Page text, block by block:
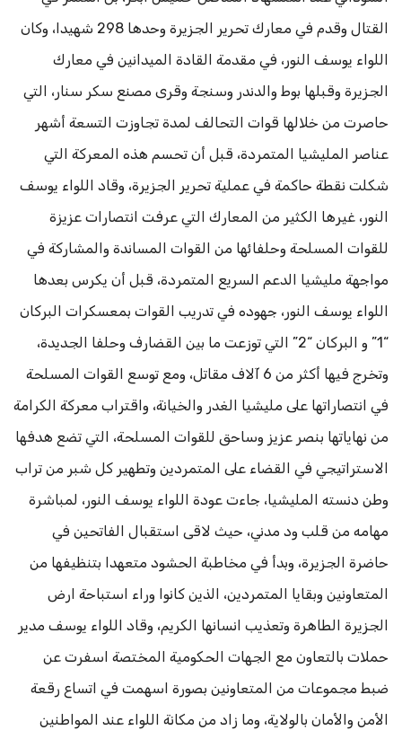
القتال وقدم في معارك تحرير الجزيرة وحدها 298 شهيدا، وكان
اللواء يوسف النور، في مقدمة القادة الميدانين في معارك
الجزيرة وقبلها بوط والدندر وسنجة وقرى مصنع سكر سنار، التي
حاصرت من خلالها قوات التحالف لمدة تجاوزت التسعة أشهر
عناصر المليشيا المتمردة، قبل أن تحسم هذه المعركة التي
شكلت نقطة حاكمة في عملية تحرير الجزيرة، وقاد اللواء يوسف
النور، غيرها الكثير من المعارك التي عرفت انتصارات عزيزة
للقوات المسلحة وحلفائها من القوات المساندة والمشاركة في
مواجهة مليشيا الدعم السريع المتمردة، قبل أن يكرس بعدها
اللواء يوسف النور، جهوده في تدريب القوات بمعسكرات البركان
“1” و البركان “2” التي توزعت ما بين القضارف وحلفا الجديدة،
وتخرج فيها أكثر من 6 آلاف مقاتل، ومع توسع القوات المسلحة
في انتصاراتها على مليشيا الغدر والخيانة، واقتراب معركة الكرامة
من نهاياتها بنصر عزيز وساحق للقوات المسلحة، التي تضع هدفها
الاستراتيجي في القضاء على المتمردين وتطهير كل شبر من تراب
وطن دنسته المليشيا، جاءت عودة اللواء يوسف النور، لمباشرة
مهامه من قلب ود مدني، حيث لاقى استقبال الفاتحين في
حاضرة الجزيرة، وبدأ في مخاطبة الحشود متعهدا بتنظيفها من
المتعاونين وبقايا المتمردين، الذين كانوا وراء استباحة ارض
الجزيرة الطاهرة وتعذيب انسانها الكريم، وقاد اللواء يوسف مدير
حملات بالتعاون مع الجهات الحكومية المختصة اسفرت عن
ضبط مجموعات من المتعاونين بصورة اسهمت في اتساع رقعة
الأمن والأمان بالولاية، وما زاد من مكانة اللواء عند المواطنين